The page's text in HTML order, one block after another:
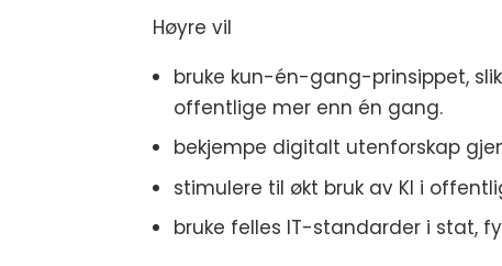
Høyre vil
bruke kun-én-gang-prinsippet,
offentlige mer enn én gang.
bekjempe digitalt utenforskap
stimulere til økt bruk av KI i
bruke felles IT-standarder i stat,